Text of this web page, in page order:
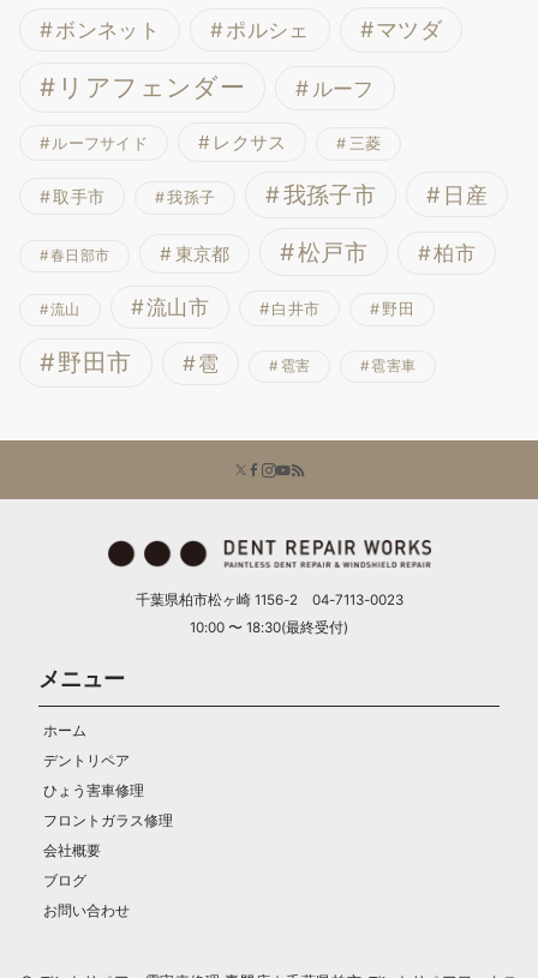
ボンネット ポルシェ マツダ
リアフェンダー ルーフ
ルーフサイド レクサス 三菱
取手市 我孫子 我孫子市 日産
春日部市 東京都 松戸市 柏市
流山 流山市 白井市 野田
野田市 雹 雹害 雹害車
千葉県柏市松ヶ崎 1156-2 04-7113-0023
10:00 〜 18:30(最終受付)
メニュー
ホーム
デントリペア
ひょう害車修理
フロントガラス修理
会社概要
ブログ
お問い合わせ